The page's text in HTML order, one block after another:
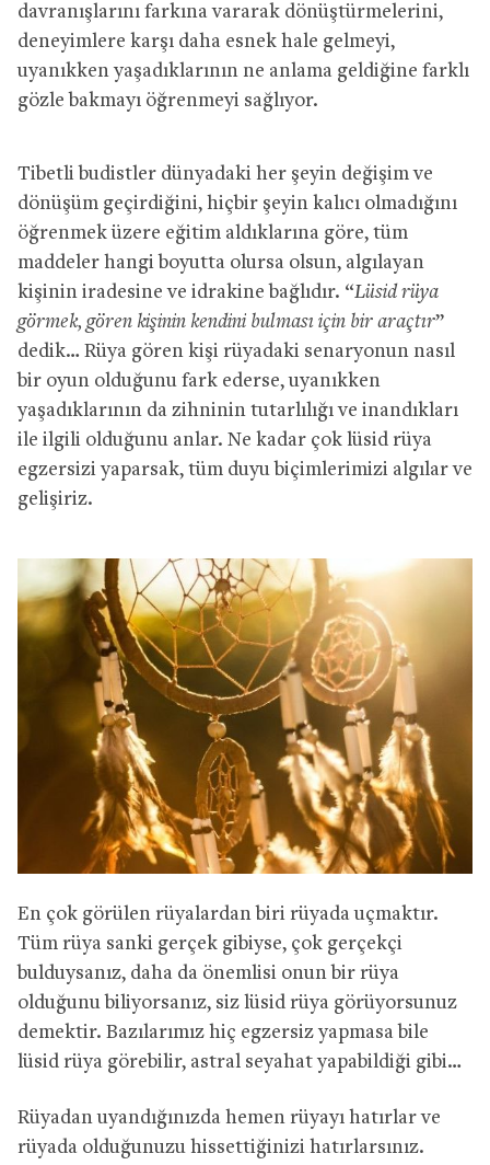
davranışlarını farkına vararak dönüştürmelerini,
deneyimlere karşı daha esnek hale gelmeyi,
uyanıkken yaşadıklarının ne anlama geldiğine farklı
gözle bakmayı öğrenmeyi sağlıyor.
Tibetli budistler dünyadaki her şeyin değişim ve
dönüşüm geçirdiğini, hiçbir şeyin kalıcı olmadığını
öğrenmek üzere eğitim aldıklarına göre, tüm
maddeler hangi boyutta olursa olsun, algılayan
kişinin iradesine ve idrakine bağlıdır. “Lüsid rüya
görmek, gören kişinin kendini bulması için bir araçtır”
dedik… Rüya gören kişi rüyadaki senaryonun nasıl
bir oyun olduğunu fark ederse, uyanıkken
yaşadıklarının da zihninin tutarlılığı ve inandıkları
ile ilgili olduğunu anlar. Ne kadar çok lüsid rüya
egzersizi yaparsak, tüm duyu biçimlerimizi algılar ve
gelişiriz.
En çok görülen rüyalardan biri rüyada uçmaktır.
Tüm rüya sanki gerçek gibiyse, çok gerçekçi
bulduysanız, daha da önemlisi onun bir rüya
olduğunu biliyorsanız, siz lüsid rüya görüyorsunuz
demektir. Bazılarımız hiç egzersiz yapmasa bile
lüsid rüya görebilir, astral seyahat yapabildiği gibi…
Rüyadan uyandığınızda hemen rüyayı hatırlar ve
rüyada olduğunuzu hissettiğinizi hatırlarsınız.